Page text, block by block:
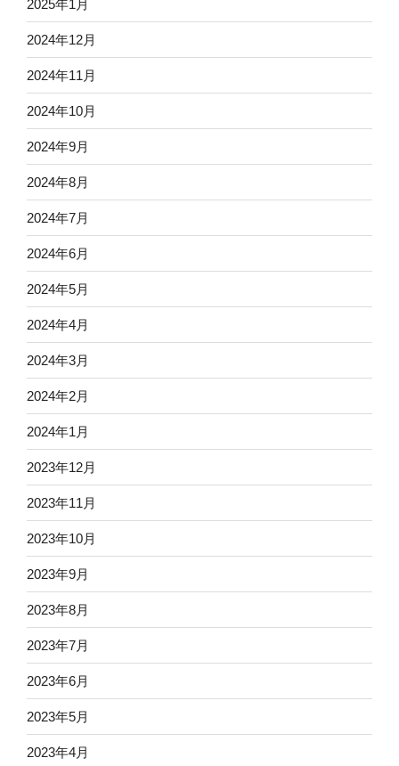
2025年1月
2024年12月
2024年11月
2024年10月
2024年9月
2024年8月
2024年7月
2024年6月
2024年5月
2024年4月
2024年3月
2024年2月
2024年1月
2023年12月
2023年11月
2023年10月
2023年9月
2023年8月
2023年7月
2023年6月
2023年5月
2023年4月